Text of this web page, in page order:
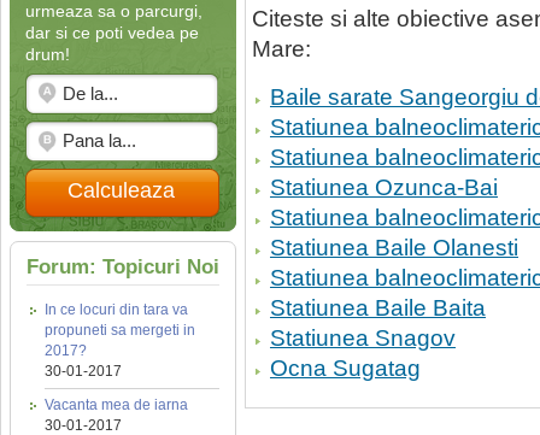
urmeaza sa o parcurgi,
dar si ce poti vedea pe
drum!
Calculeaza
Forum: Topicuri Noi
In ce locuri din tara va
propuneti sa mergeti in
2017?
30-01-2017
Vacanta mea de iarna
30-01-2017
Citeste si alte obiective
Mare:
Baile sarate Sangeorgiu
Statiunea
Statiunea
Statiunea Ozunca-Bai
Statiunea
Statiunea Baile Olanesti
Statiunea
Statiunea Baile Baita
Statiunea Snagov
Ocna Sugatag